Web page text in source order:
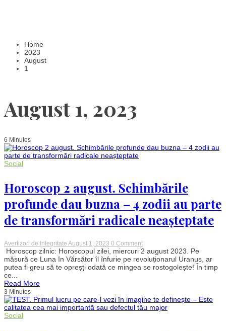
Home
2023
August
1
August 1, 2023
6 Minutes
Social
Horoscop 2 august. Schimbările
profunde dau buzna – 4 zodii au parte
de transformări radicale neașteptate
Avertizori de Integritate August 1, 2023 0 Commenton
Horoscop
2
august.
Schimbările
–
4
Horoscop zilnic: Horoscopul zilei, miercuri 2 august 2023. Pe
măsură ce Luna în Vărsător îl înfurie pe revoluționarul Uranus, ar
putea fi greu să te opreșți odată ce mingea se rostogolește! În timp
ce...
Read More
3 Minutes
Social